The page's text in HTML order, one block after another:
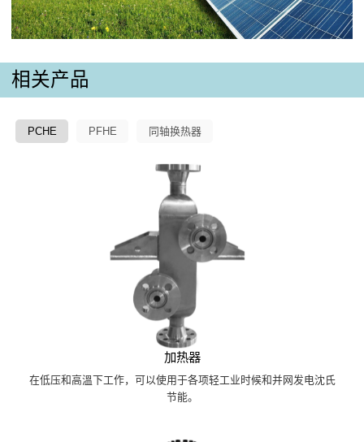
相关产品
PCHE PFHE 同轴换热器
加热器
在低压和高溫下工作，可以使用于各项轻工业时候和并网发电沈氏
节能。